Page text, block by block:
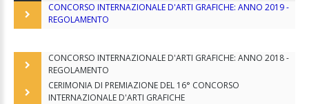
CONCORSO INTERNAZIONALE D'ARTI GRAFICHE: ANNO 2019 -
REGOLAMENTO
CONCORSO INTERNAZIONALE D'ARTI GRAFICHE: ANNO 2018 -
REGOLAMENTO
CERIMONIA DI PREMIAZIONE DEL 16° CONCORSO
INTERNAZIONALE D'ARTI GRAFICHE